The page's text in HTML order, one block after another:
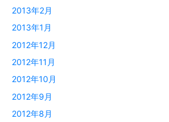
2013年2月
2013年1月
2012年12月
2012年11月
2012年10月
2012年9月
2012年8月